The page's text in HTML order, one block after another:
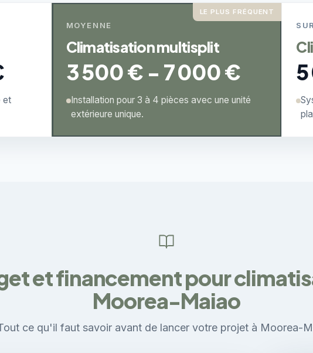
et
LE PLUS FRÉQUENT
MOYENNE
Climatisation multisplit
3 500 € - 7 000 €
Installation pour 3 à 4 pièces avec une unité
extérieure unique.
et financement pour
Moorea-Maiao
ce qu'il faut savoir avant de lancer votre projet à Moorea-